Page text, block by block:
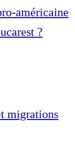
américaine
?
migrations